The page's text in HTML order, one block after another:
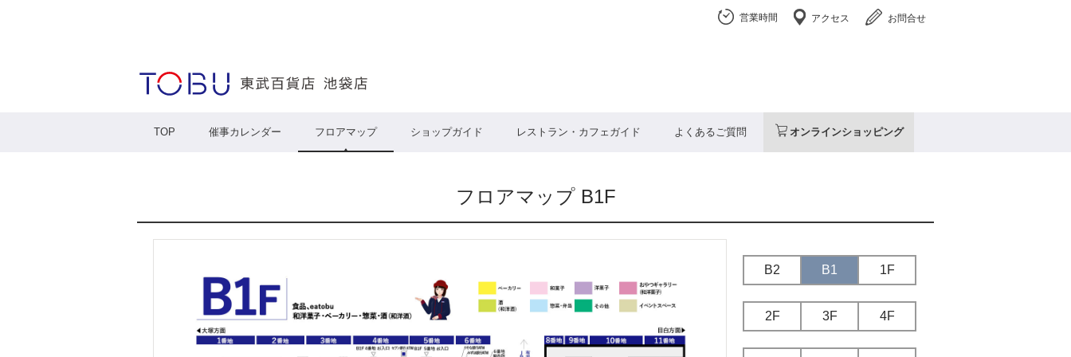
お問合せ
アクセス
営業時間
TOP 催事カレンダー フロアマップ ショップガイド レストラン・カフェガイド よくあるご質問 オンラインショッピング
フロアマップ B1F
B2 B1 1F
2F 3F 4F